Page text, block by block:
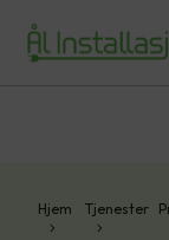
Hjem Tjenester